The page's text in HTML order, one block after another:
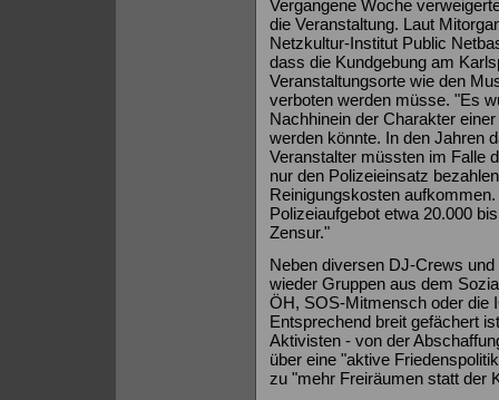
Vergangene Woche
die Veranstaltung. Laut
Netzkultur-Institut Public
dass die Kundgebung am
Veranstaltungsorte wie den
verboten werden müsse. "Es
Nachhinein der Charakter
werden könnte. In den Jahren
Veranstalter müssten im Falle
nur den Polizeieinsatz
Reinigungskosten
Polizeiaufgebot etwa 20.000
Zensur."
Neben diversen DJ-Crews
wieder Gruppen aus dem
ÖH, SOS-Mitmensch oder die
Entsprechend breit gefächert
Aktivisten - von der
über eine "aktive
zu "mehr Freiräumen statt der